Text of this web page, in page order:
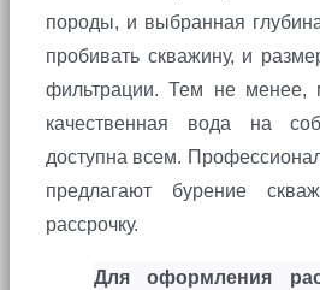
породы, и выбранная
пробивать скважину, и
фильтрации. Тем не
качественная вода на
доступна всем.
предлагают бурение
рассрочку.
Для оформления